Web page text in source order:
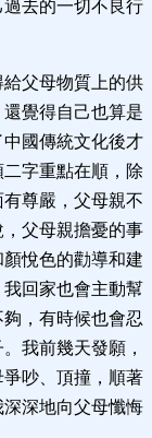
去的一切不良行
父母物質上的供
覺得自己也算是
國傳統文化後才
字重點在順，除
尊嚴，父母親不
父母親擔憂的事
悅色的勸導和建
回家也會主動幫
，有時候也會忍
我前幾天發願，
吵、頂撞，順著
深地向父母懺悔